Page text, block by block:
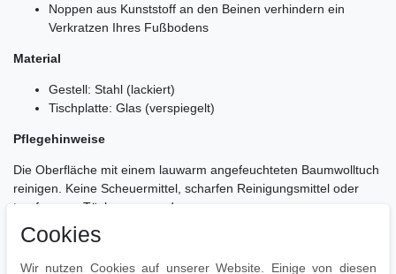
Noppen aus Kunststoff an den Beinen verhindern ein
Verkratzen Ihres Fußbodens
Material
Gestell: Stahl (lackiert)
Tischplatte: Glas (verspiegelt)
Pflegehinweise
Die Oberfläche mit einem lauwarm angefeuchteten Baumwolltuch
reinigen. Keine Scheuermittel, scharfen Reinigungsmittel oder
tropfnassen Tücher verwenden.
Lieferumfang
Ein Couchtisch ohne Dekoration
Cookies
Wir nutzen Cookies auf unserer Website. Einige von diesen